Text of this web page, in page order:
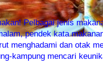
Pelbagai jenis
pendek kata
menghadami dan otak
kampung mencari